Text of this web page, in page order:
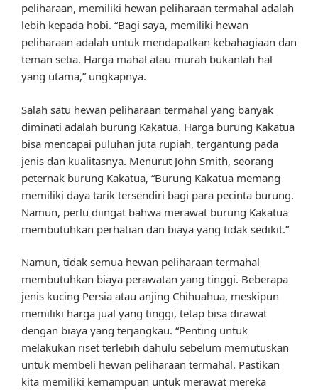
peliharaan, memiliki hewan peliharaan termahal adalah
lebih kepada hobi. “Bagi saya, memiliki hewan
peliharaan adalah untuk mendapatkan kebahagiaan dan
teman setia. Harga mahal atau murah bukanlah hal
yang utama,” ungkapnya.
Salah satu hewan peliharaan termahal yang banyak
diminati adalah burung Kakatua. Harga burung Kakatua
bisa mencapai puluhan juta rupiah, tergantung pada
jenis dan kualitasnya. Menurut John Smith, seorang
peternak burung Kakatua, “Burung Kakatua memang
memiliki daya tarik tersendiri bagi para pecinta burung.
Namun, perlu diingat bahwa merawat burung Kakatua
membutuhkan perhatian dan biaya yang tidak sedikit.”
Namun, tidak semua hewan peliharaan termahal
membutuhkan biaya perawatan yang tinggi. Beberapa
jenis kucing Persia atau anjing Chihuahua, meskipun
memiliki harga jual yang tinggi, tetap bisa dirawat
dengan biaya yang terjangkau. “Penting untuk
melakukan riset terlebih dahulu sebelum memutuskan
untuk membeli hewan peliharaan termahal. Pastikan
kita memiliki kemampuan untuk merawat mereka